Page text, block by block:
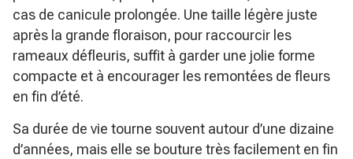
cas de canicule prolongée. Une taille légère juste
après la grande floraison, pour raccourcir les
rameaux défleuris, suffit à garder une jolie forme
compacte et à encourager les remontées de fleurs
en fin d’été.
Sa durée de vie tourne souvent autour d’une dizaine
d’années, mais elle se bouture très facilement en fin